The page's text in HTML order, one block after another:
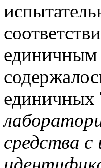
единичным
средства